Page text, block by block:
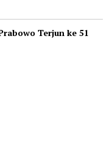
Terjun ke 51